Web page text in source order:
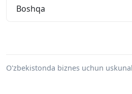
Boshqa
O'zbekistonda biznes uchun